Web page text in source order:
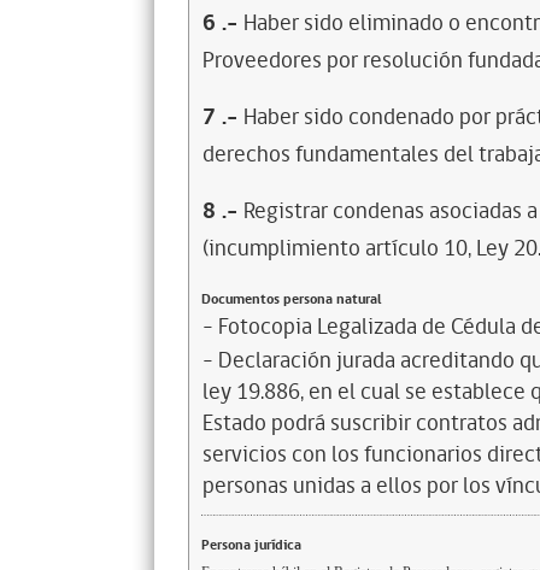
6 .- Haber sido eliminado o
Proveedores por resolución
7 .- Haber sido condenado por
derechos fundamentales del
8 .- Registrar condenas asociadas
(incumplimiento artículo 10, Ley
Documentos persona natural
- Fotocopia Legalizada de Cédula
- Declaración jurada acreditando
ley 19.886, en el cual se
Estado podrá suscribir contratos
servicios con los funcionarios
personas unidas a ellos por los
Persona jurídica